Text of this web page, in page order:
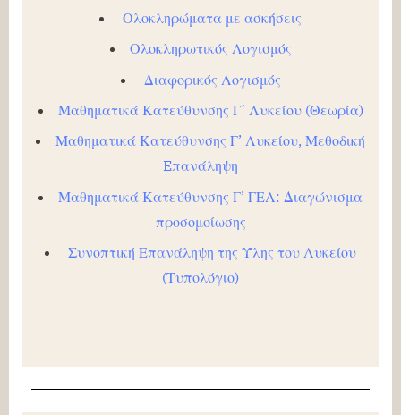
Ολοκληρώματα με ασκήσεις
Ολοκληρωτικός Λογισμός
Διαφορικός Λογισμός
Μαθηματικά Κατεύθυνσης Γ΄ Λυκείου (Θεωρία)
Μαθηματικά Κατεύθυνσης Γ’ Λυκείου, Μεθοδική
Eπανάληψη
Μαθηματικά Κατεύθυνσης Γ’ ΓΕΛ: Διαγώνισμα
προσομοίωσης
Συνοπτική Επανάληψη της Ύλης του Λυκείου
(Τυπολόγιο)